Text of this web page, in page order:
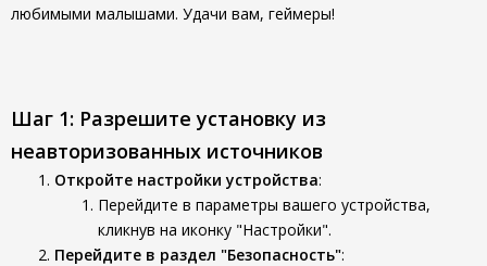
любимыми малышами. Удачи вам, геймеры!
Шаг 1: Разрешите установку из
неавторизованных источников
Откройте настройки устройства:
Перейдите в параметры вашего устройства,
кликнув на иконку "Настройки".
Перейдите в раздел "Безопасность":